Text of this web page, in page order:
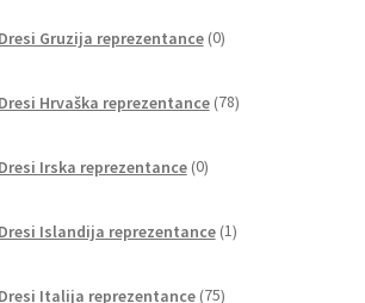
Dresi Gruzija reprezentance 0izdelkov
Dresi Hrvaška reprezentance 78izdelkov
Dresi Irska reprezentance 0izdelkov
Dresi Islandija reprezentance 1izdelek
Dresi Italija reprezentance 75